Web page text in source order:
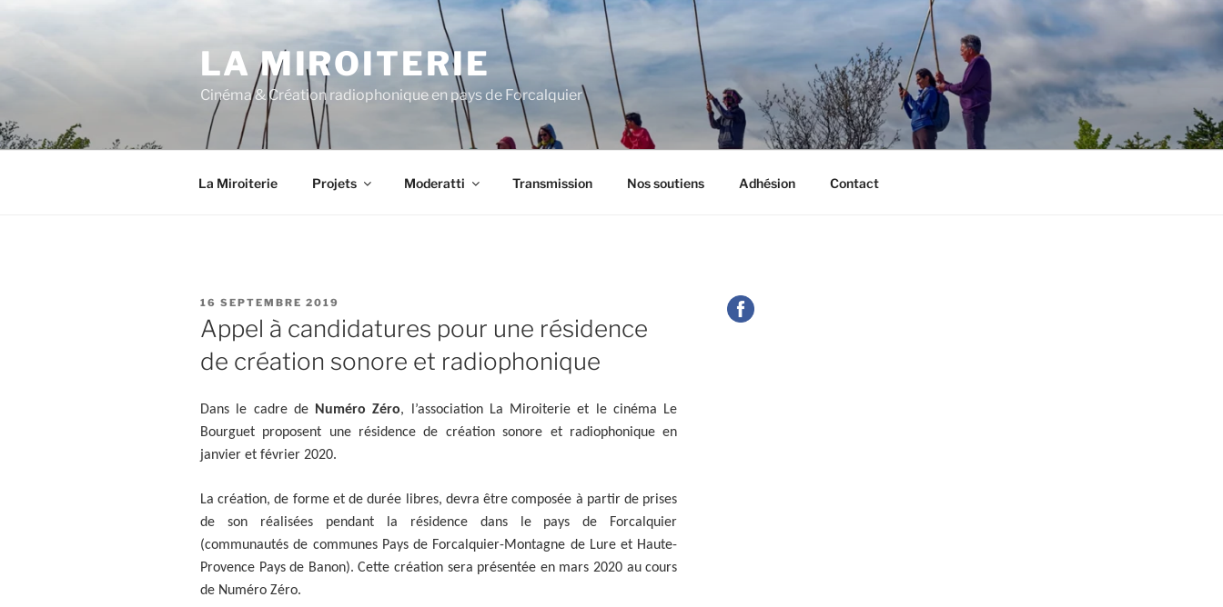
LA MIROITERIE
Cinéma & Création radiophonique en pays de Forcalquier
La Miroiterie Projets Moderatti Transmission Nos soutiens Adhésion Contact
PUBLIÉ
LE
16 SEPTEMBRE 2019
Appel à candidatures pour une résidence
de création sonore et radiophonique
Dans le cadre de Numéro Zéro, l’association La Miroiterie et le cinéma Le
Bourguet proposent une résidence de création sonore et radiophonique en
janvier et février 2020.
La création, de forme et de durée libres, devra être composée à partir de prises
de son réalisées pendant la résidence dans le pays de Forcalquier
(communautés de communes Pays de Forcalquier-Montagne de Lure et Haute-
Provence Pays de Banon). Cette création sera présentée en mars 2020 au cours
de Numéro Zéro.